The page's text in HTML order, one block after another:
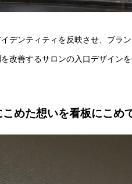
デンティティを反映させ、ブラ
改善するサロンの入口デザイン
めた想いを看板にこめ